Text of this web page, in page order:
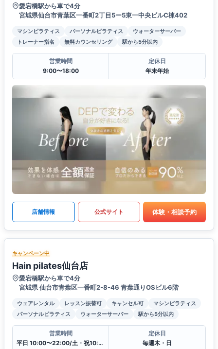
愛宕橋駅から車で4分
宮城県仙台市青葉区一番町2丁目5ー5東一中央ビルC棟402
マシンピラティス パーソナルピラティス
ウォーターサーバー
トレーナー指名
無料カウンセリング 駅から5分以内
営業時間
9:00〜18:00
定休日
年末年始
店舗情報 公式サイト 体験・相談予約
キャンペーン中
Hain pilates仙台店
愛宕橋駅から車で4分
宮城県 仙台市青葉区一番町2-8-46 青葉通りOSビル6階
ウェアレンタル レッスン振替可 キャンセル可
マシンピラティス
パーソナルピラティス
ウォーターサーバー 駅から5分以内
営業時間
平日 10:00〜22:00/土・祝10:00〜16:00
定休日
毎週木・日